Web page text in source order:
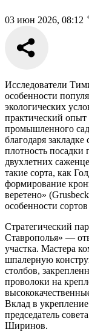
03 июн 2026, 08:12
Исследователи
особенности
экологических
практический опыт
промышленного
благодаря
плотность посадки
двухлетних
такие сорта, как
формирование
веретено»
особенности
Стратегический
Ставрополья» —
участка. Мастера
шпалерную
столбов,
проволоки на
Вклад в
председатель
Ширинов.